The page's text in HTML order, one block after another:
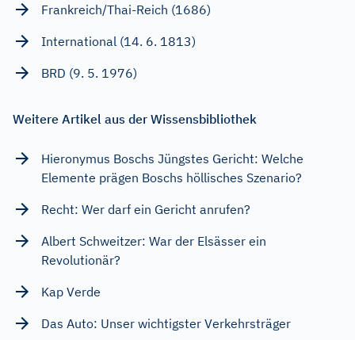
Frankreich/Thai-Reich (1686)
International (14. 6. 1813)
BRD (9. 5. 1976)
Weitere Artikel aus der Wissensbibliothek
Hieronymus Boschs Jüngstes Gericht: Welche
Elemente prägen Boschs höllisches Szenario?
Recht: Wer darf ein Gericht anrufen?
Albert Schweitzer: War der Elsässer ein
Revolutionär?
Kap Verde
Das Auto: Unser wichtigster Verkehrsträger